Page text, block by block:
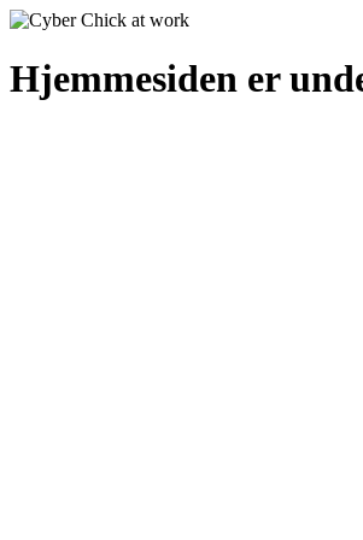
Hjemmesiden er